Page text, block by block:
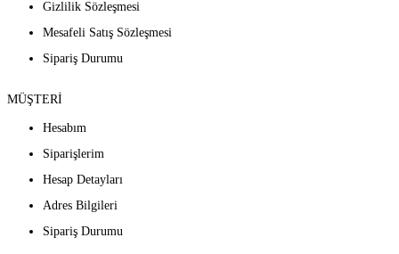
Gizlilik Sözleşmesi
Mesafeli Satış Sözleşmesi
Sipariş Durumu
MÜŞTERİ
Hesabım
Siparişlerim
Hesap Detayları
Adres Bilgileri
Sipariş Durumu